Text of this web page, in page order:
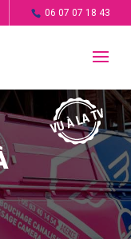
06 07 07 18 43